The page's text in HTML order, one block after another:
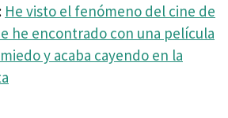
He visto el fenómeno del cine de
he encontrado con una película
y acaba cayendo en la